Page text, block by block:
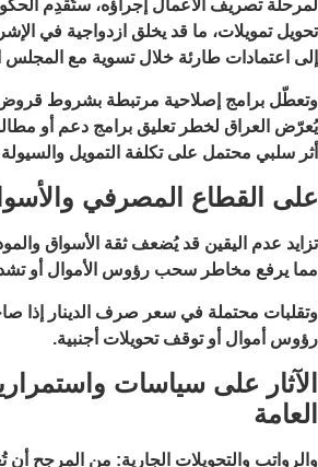
لمرحلة تصريف الأعمال إجراؤه، ستُقدِم
تحويل تمويلات، ما قد يخلق ازدواجية في
إلى اعتمادات طارئة خلال تسوية مع المجلس
وتعطّل برامج إصلاحية مرتبطة بشروط
يُعرّض العراق لخطر تعليق برامج دعم أو
أثر سلبي محتمل على تكلفة التمويل والسيولة
على القطاع المصرفي
تزايد عدم اليقين قد يُضعف ثقة الأسواق
مما يرفع مخاطر سحب رؤوس الأموال أو
وتقلبات محتملة في سعر صرف الدينار إذا
رؤوس أموال أو توقف تحويلات أجنبية.
الآثار على سياسات
العامة
والرواتب والتحويلات الجارية: من المرجح أن